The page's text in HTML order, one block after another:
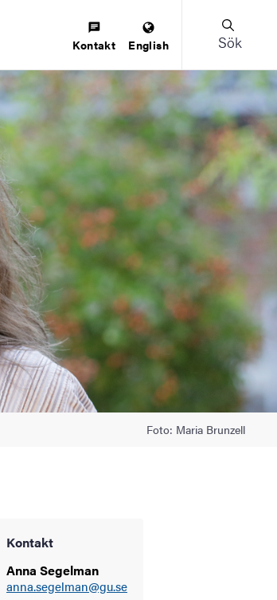
Kontakt English Sök
Foto: Maria Brunzell
Kontakt
Anna Segelman
anna.segelman@gu.se